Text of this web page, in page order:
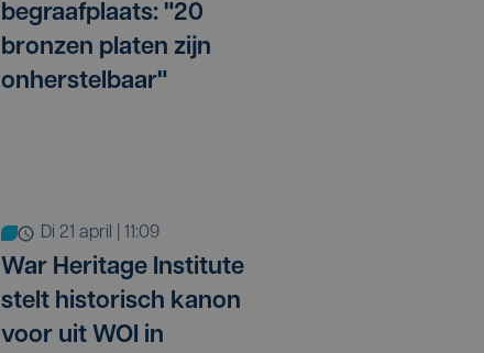
begraafplaats: "20
bronzen platen zijn
onherstelbaar"
di 21 april | 11:09
War Heritage Institute
stelt historisch kanon
voor uit WOI in